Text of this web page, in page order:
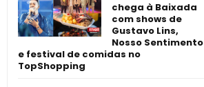
chega à Baixada
com shows de
Gustavo Lins,
Nosso Sentimento
e festival de comidas no
TopShopping